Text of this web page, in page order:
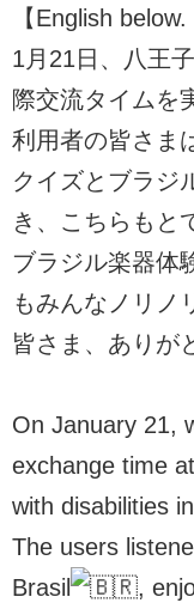
【English
1月21日、八王
際交流タイムを
利用者の皆さま
クイズとブラジ
き、こちらもと
ブラジル楽器体
もみんなノリノ
皆さま、ありが
On January 21,
exchange time
with disabilities
The users
Brasil
,